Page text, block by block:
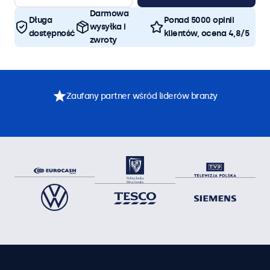
Długa
dostępność
Darmowa
wysyłka i
zwroty
Ponad 5000 opinii
klientów, ocena 4,8/5
Zaufany partner wśród liderów branży